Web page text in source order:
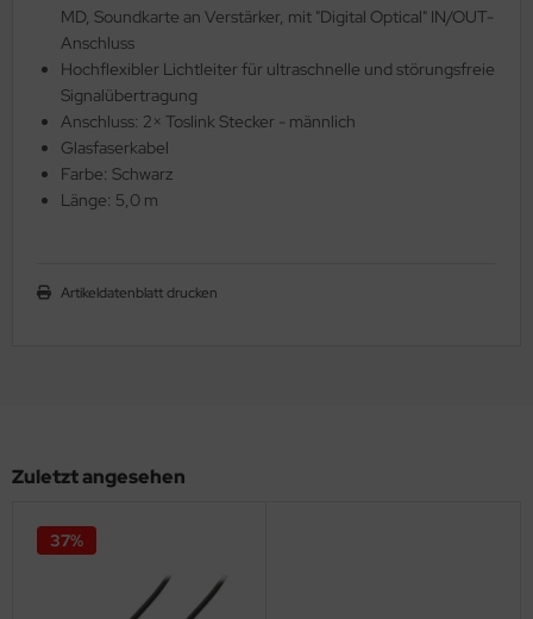
MD, Soundkarte an Verstärker, mit "Digital Optical" IN/OUT-
Anschluss
Hochflexibler Lichtleiter für ultraschnelle und störungsfreie
Signalübertragung
Anschluss: 2× Toslink Stecker - männlich
Glasfaserkabel
Farbe: Schwarz
Länge: 5,0 m
Artikeldatenblatt drucken
Zuletzt angesehen
37%